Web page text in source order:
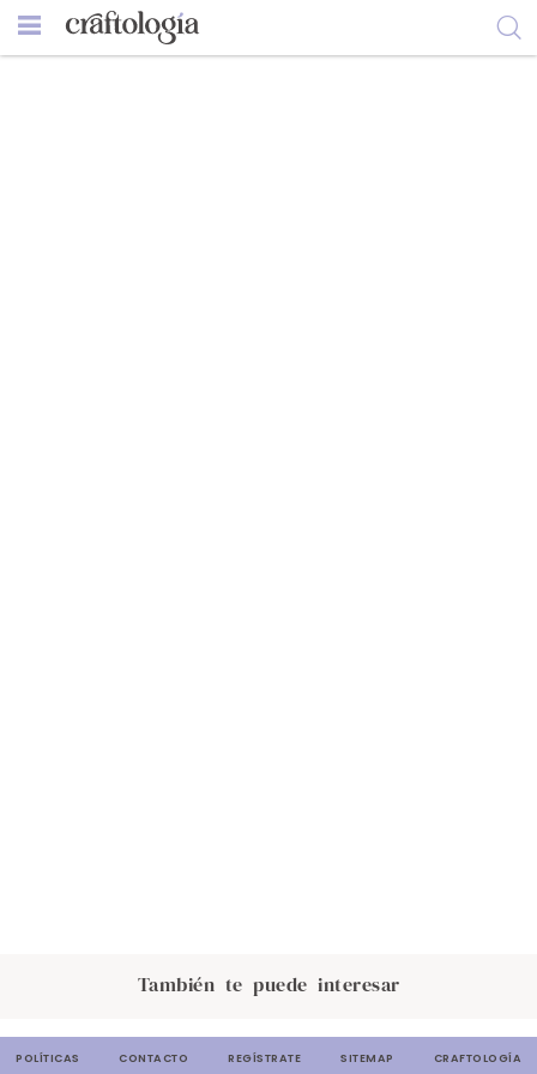
También te puede interesar
POLÍTICAS CONTACTO REGÍSTRATE SITEMAP CRAFTOLOGÍA